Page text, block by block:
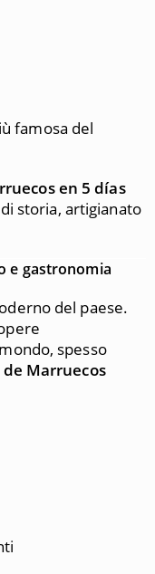
famosa del
en 5 días
storia, artigianato
e gastronomia
del paese.
spesso
Marruecos